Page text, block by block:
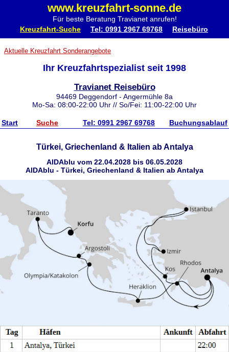
www.kreuzfahrt-sonne.de
Für beste Beratung Travianet anrufen!
Kreuzfahrt-Suche Tel: 0991 2967 69768 Reisebüro
Aktuelle Kreuzfahrt Sonderangebote
Ihr Kreuzfahrtspezialist seit 1998
Travianet Reisebüro
94469 Deggendorf - Angermühle 8a
Mo-Sa: 08:00-22:00 Uhr // So/Fei: 11:00-22:00 Uhr
Start Suche Tel: 0991 2967 69768 Buchungsablauf
Türkei, Griechenland & Italien ab Antalya
AIDAblu vom 22.04.2028 bis 06.05.2028
AIDAblu - Türkei, Griechenland & Italien ab Antalya